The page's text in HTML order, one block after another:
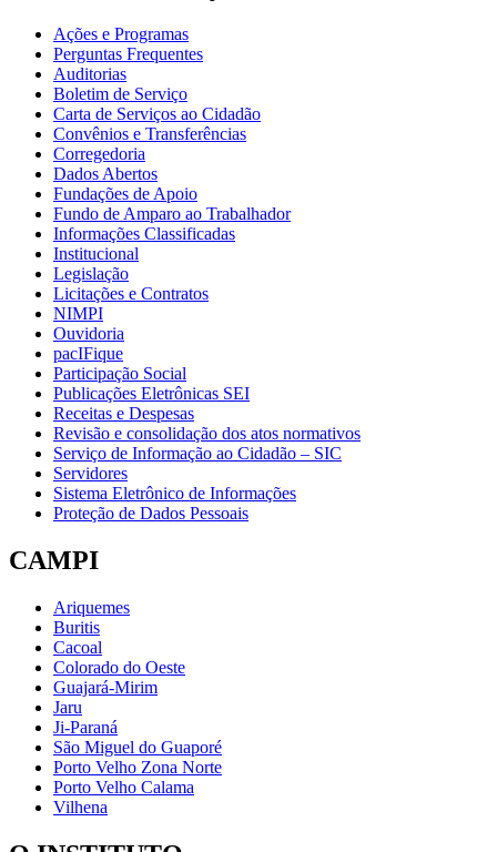
Ações e Programas
Perguntas Frequentes
Auditorias
Boletim de Serviço
Carta de Serviços ao Cidadão
Convênios e Transferências
Corregedoria
Dados Abertos
Fundações de Apoio
Fundo de Amparo ao Trabalhador
Informações Classificadas
Institucional
Legislação
Licitações e Contratos
NIMPI
Ouvidoria
pacIFique
Participação Social
Publicações Eletrônicas SEI
Receitas e Despesas
Revisão e consolidação dos atos normativos
Serviço de Informação ao Cidadão – SIC
Servidores
Sistema Eletrônico de Informações
Proteção de Dados Pessoais
CAMPI
Ariquemes
Buritis
Cacoal
Colorado do Oeste
Guajará-Mirim
Jaru
Ji-Paraná
São Miguel do Guaporé
Porto Velho Zona Norte
Porto Velho Calama
Vilhena